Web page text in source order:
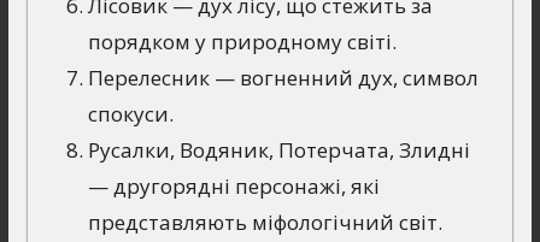
Лісовик — дух лісу, що стежить за
порядком у природному світі.
Перелесник — вогненний дух, символ
спокуси.
Русалки, Водяник, Потерчата, Злидні
— другорядні персонажі, які
представляють міфологічний світ.